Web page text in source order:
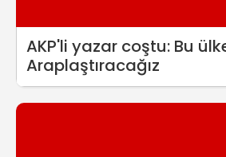
AKP'li yazar coştu: Bu
Araplaştıracağız